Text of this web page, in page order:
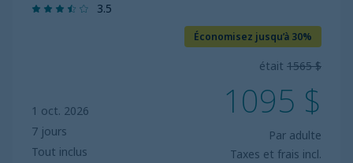
3.5
1 oct. 2026
7 jours
Tout inclus
Économisez jusqu’à 30%
était 1565 $
1095 $
Par adulte
Taxes et frais incl.